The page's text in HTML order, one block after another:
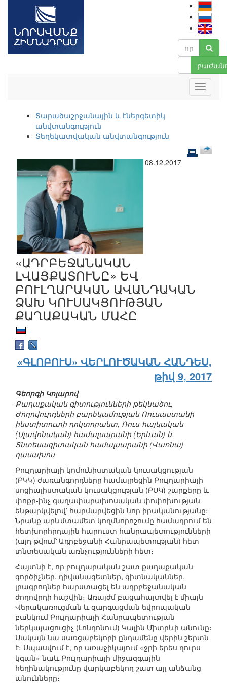
Տարածաշրջանային և էներգետիկ
անվտանգություն
Տեղեկատվական անվտանգություն
08.12.2017
«ԱԴՐԲԵՋԱՆԱԿԱՆ
ԼՎԱՑՔԱՏՈՒՆԸ» ԵՎ
ԲՈՒԼՂԱՐԱԿԱՆ ԱՎԱՆԴԱԿԱՆ
ՁԱԽ ԿՈՒՍԱԿՑՈՒԹՅԱՆ
ՔԱՂԱՔԱԿԱՆ ՄԱՀԸ
«ԳԼՈԲՈՒՍ» ՎԵՐԼՈՒԾԱԿԱՆ ՀԱՆԴԵՍ,
թիվ 9, 2017
Գեորգի Կոլարով
Քաղաքական գիտությունների թեկնածու,
Ժողովուրդների բարեկամության Ռուսաստանի
ինստիտուտի դոկտորանտ, Ռուս-հայկական
(Սլավոնական) համալսարանի (Երևան) և
Տնտեսագիտական համալսարանի (Վառնա)
դասախոս
Բուլղարիայի կոմունիստական կուսակցության
(ԲԿԿ) ժառանգորդները համալրեցին Բուլղարիայի
սոցիալիստական կուսակցության (ԲՍԿ) շարքերը և
փոքր-ինչ գաղափարախոսական փոփոխության
ենթարկվելով՝ հարմարվեցին նոր իրականությանը։
Նրանք արևմտամետ կողմնորոշումը համադրում են
հետխորհրդային հարուստ հանրապետությունների
(այդ թվում՝ Ադրբեջանի Հանրապետության) հետ
տնտեսական առնչությունների հետ։
Հայտնի է, որ բուլղարական շատ քաղաքական
գործիչներ, դիվանագետներ, գիտնականներ,
լրագրողներ հարստացել են ադրբեջանական
ժողովրդի հաշվին։ Առայժմ բացահայտվել է միայն
Վերակառուցման և զարգացման եվրոպական
բանկում Բուլղարիայի Հանրապետության
ներկայացուցիչ (Լոնդոնում) Կալին Միտրևի անունը։
Սակայն նա սառցաբեկորի ընդամենը վերին շերտն
է։ Սպասվում է, որ առաջիկայում «ջրի երես դուրս
կգան» նաև Բուլղարիայի միջազգային
հեղինակությունը վարկաբեկող շատ այլ անձանց
անունները։